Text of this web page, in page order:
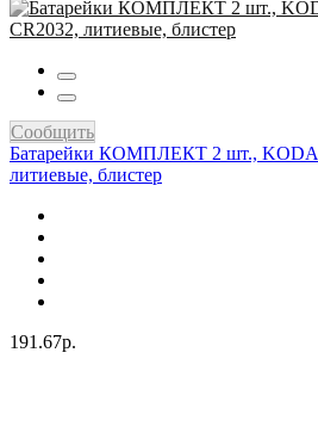
Сообщить
Батарейки КОМПЛЕКТ 2 шт.,
литиевые, блистер
191.67р.